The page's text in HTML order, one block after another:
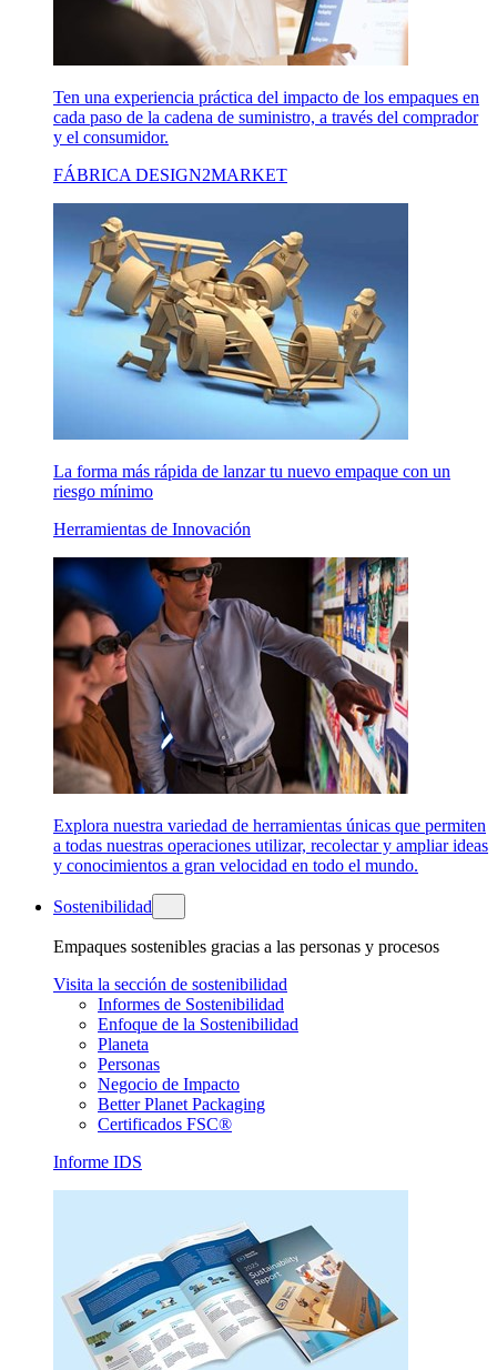
Ten una experiencia práctica del impacto de los empaques en
cada paso de la cadena de suministro, a través del comprador
y el consumidor.
FÁBRICA DESIGN2MARKET
La forma más rápida de lanzar tu nuevo empaque con un
riesgo mínimo
Herramientas de Innovación
Explora nuestra variedad de herramientas únicas que permiten
a todas nuestras operaciones utilizar, recolectar y ampliar ideas
y conocimientos a gran velocidad en todo el mundo.
Sostenibilidad
Empaques sostenibles gracias a las personas y procesos
Visita la sección de sostenibilidad
Informes de Sostenibilidad
Enfoque de la Sostenibilidad
Planeta
Personas
Negocio de Impacto
Better Planet Packaging
Certificados FSC®
Informe IDS